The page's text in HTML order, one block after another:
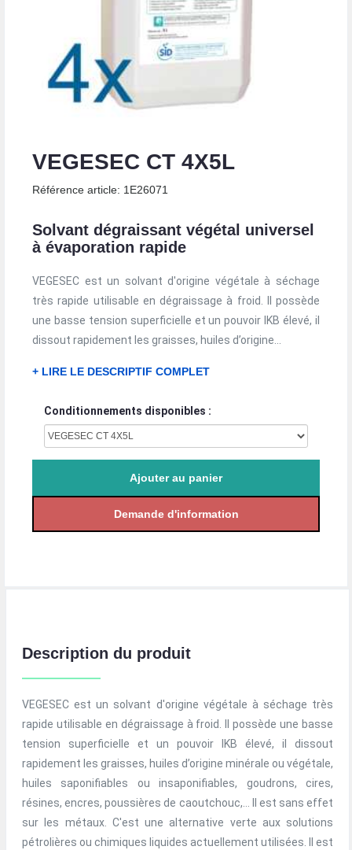
VEGESEC CT 4X5L
Référence article: 1E26071
Solvant dégraissant végétal universel
à évaporation rapide
VEGESEC est un solvant d'origine végétale à séchage
très rapide utilisable en dégraissage à froid. Il possède
une basse tension superficielle et un pouvoir IKB élevé, il
dissout rapidement les graisses, huiles d’origine...
+ LIRE LE DESCRIPTIF COMPLET
Conditionnements disponibles :
Description du produit
VEGESEC est un solvant d'origine végétale à séchage très
rapide utilisable en dégraissage à froid. Il possède une basse
tension superficielle et un pouvoir IKB élevé, il dissout
rapidement les graisses, huiles d’origine minérale ou végétale,
huiles saponifiables ou insaponifiables, goudrons, cires,
résines, encres, poussières de caoutchouc,… Il est sans effet
sur les métaux. C'est une alternative verte aux solutions
pétrolières ou chimiques liquides actuellement utilisées. Il est